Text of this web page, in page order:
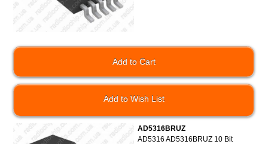
Add to Wish List
AD5316BRUZ
AD5316 AD5316BRUZ 10 Bit